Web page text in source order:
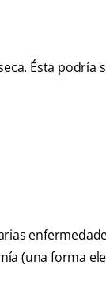
Ésta
(una forma